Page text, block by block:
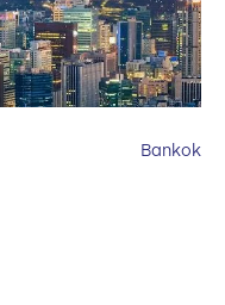
Bankok